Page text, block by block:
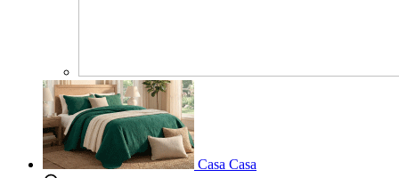
Casa Casa